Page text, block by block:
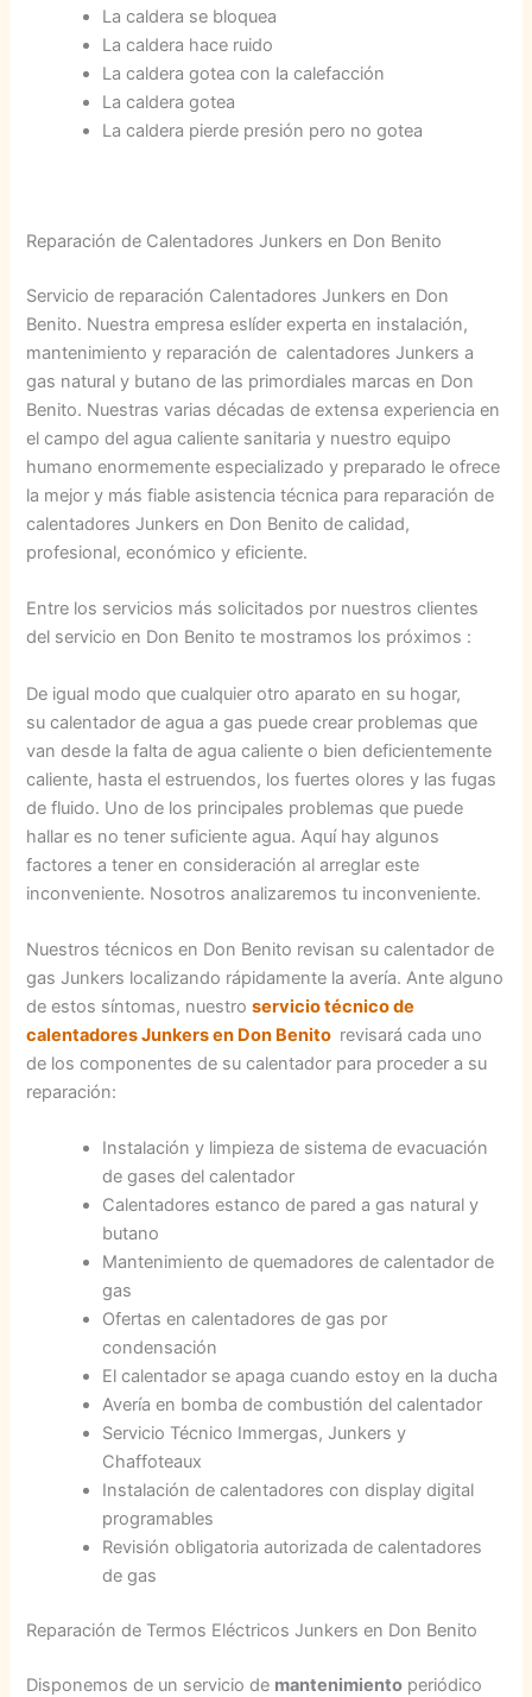
La caldera se bloquea
La caldera hace ruido
La caldera gotea con la calefacción
La caldera gotea
La caldera pierde presión pero no gotea
Reparación de Calentadores Junkers en Don Benito
Servicio de reparación Calentadores Junkers en Don
Benito. Nuestra empresa eslíder experta en instalación,
mantenimiento y reparación de calentadores Junkers a
gas natural y butano de las primordiales marcas en Don
Benito. Nuestras varias décadas de extensa experiencia en
el campo del agua caliente sanitaria y nuestro equipo
humano enormemente especializado y preparado le ofrece
la mejor y más fiable asistencia técnica para reparación de
calentadores Junkers en Don Benito de calidad,
profesional, económico y eficiente.
Entre los servicios más solicitados por nuestros clientes
del servicio en Don Benito te mostramos los próximos :
De igual modo que cualquier otro aparato en su hogar,
su calentador de agua a gas puede crear problemas que
van desde la falta de agua caliente o bien deficientemente
caliente, hasta el estruendos, los fuertes olores y las fugas
de fluido. Uno de los principales problemas que puede
hallar es no tener suficiente agua. Aquí hay algunos
factores a tener en consideración al arreglar este
inconveniente. Nosotros analizaremos tu inconveniente.
Nuestros técnicos en Don Benito revisan su calentador de
gas Junkers localizando rápidamente la avería. Ante alguno
de estos síntomas, nuestroservicio técnico de
calentadores Junkers en Don Benito revisará cada uno
de los componentes de su calentador para proceder a su
reparación:
Instalación y limpieza de sistema de evacuación
de gases del calentador
Calentadores estanco de pared a gas natural y
butano
Mantenimiento de quemadores de calentador de
gas
Ofertas en calentadores de gas por
condensación
El calentador se apaga cuando estoy en la ducha
Avería en bomba de combustión del calentador
Servicio Técnico Immergas, Junkers y
Chaffoteaux
Instalación de calentadores con display digital
programables
Revisión obligatoria autorizada de calentadores
de gas
Reparación de Termos Eléctricos Junkers en Don Benito
Disponemos de un servicio de mantenimiento periódico